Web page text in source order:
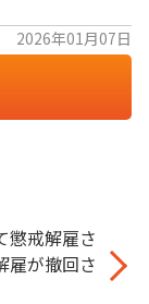
2026年01月07日
懲戒解雇さ
雇が撤回さ